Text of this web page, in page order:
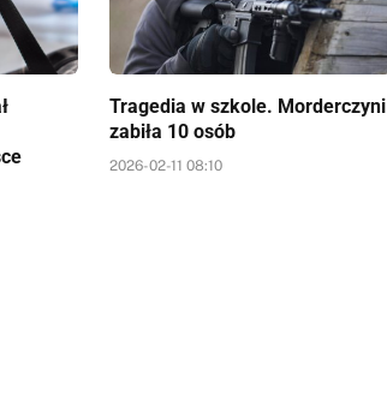
Tragedia w szkole. Morderczyni
zabiła 10 osób
2026-02-11 08:10